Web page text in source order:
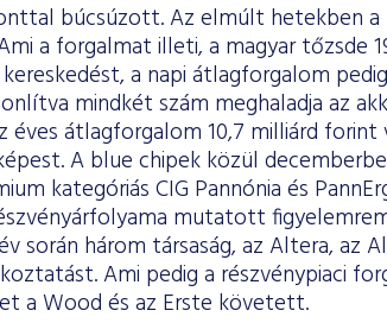
búcsúzott. Az elmúlt hetekben a
a forgalmat illeti, a magyar tőzsde
a napi átlagforgalom
mindkét szám meghaladja az
éves átlagforgalom 10,7 milliárd forint
A blue chipek közül
kategóriás CIG Pannónia és
mutatott
során három társaság, az Altera, az
Ami pedig a részvénypiaci
a Wood és az Erste követett.